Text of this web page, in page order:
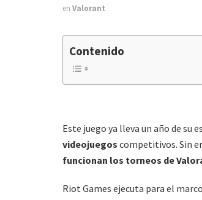
en Valorant
Contenido
Este juego ya lleva un año de su
videojuegos competitivos. Sin
funcionan los torneos de
Riot Games ejecuta para el